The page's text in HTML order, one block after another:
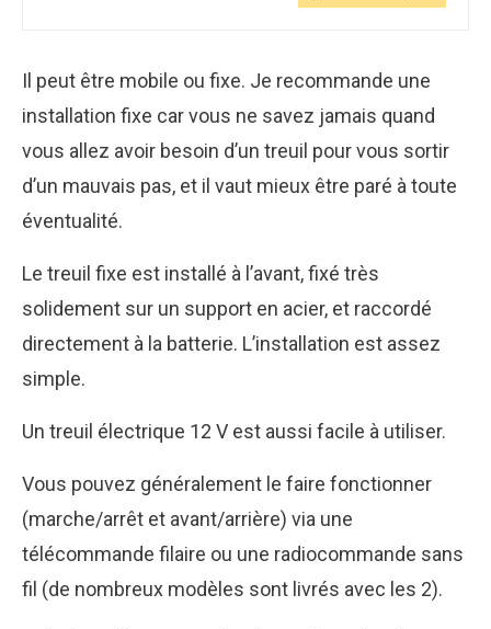
Il peut être mobile ou fixe. Je recommande une
installation fixe car vous ne savez jamais quand
vous allez avoir besoin d’un treuil pour vous sortir
d’un mauvais pas, et il vaut mieux être paré à toute
éventualité.
Le treuil fixe est installé à l’avant, fixé très
solidement sur un support en acier, et raccordé
directement à la batterie. L’installation est assez
simple.
Un treuil électrique 12 V est aussi facile à utiliser.
Vous pouvez généralement le faire fonctionner
(marche/arrêt et avant/arrière) via une
télécommande filaire ou une radiocommande sans
fil (de nombreux modèles sont livrés avec les 2).